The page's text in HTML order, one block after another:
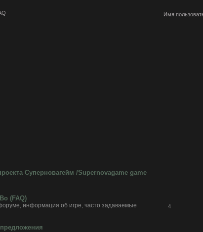
Суперновагейм /Supernovagame game
(FAQ)
информация об игре, часто задаваемые
4